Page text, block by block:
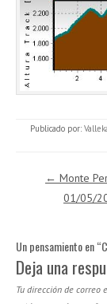
Publicado por:
Navegación de
← Monte
01/05/
Un pensamiento en “
Deja una
Tu dirección de correo